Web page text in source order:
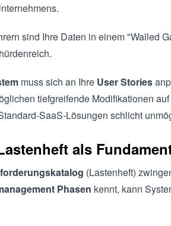
sind Ihre Daten in einem "Walled
muss sich an Ihre User Stories
tiefgreifende Modifikationen
SaaS-Lösungen schlicht
als
(Lastenheft)
Phasen kennt, kann